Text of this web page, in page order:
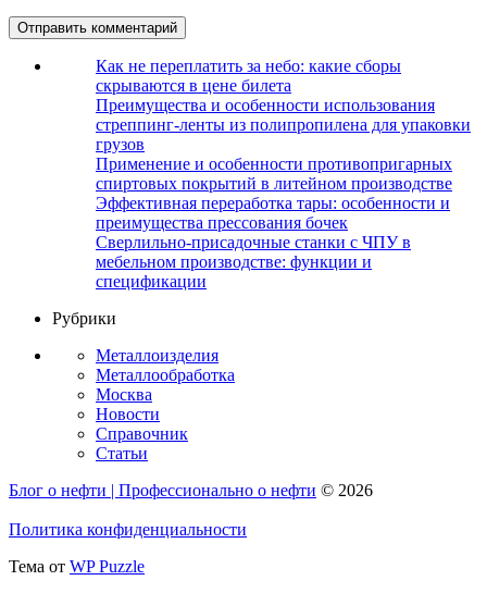
Как не переплатить за небо: какие сборы
скрываются в цене билета
Преимущества и особенности использования
стреппинг-ленты из полипропилена для упаковки
грузов
Применение и особенности противопригарных
спиртовых покрытий в литейном производстве
Эффективная переработка тары: особенности и
преимущества прессования бочек
Сверлильно-присадочные станки с ЧПУ в
мебельном производстве: функции и
спецификации
Рубрики
Металлоизделия
Металлообработка
Москва
Новости
Справочник
Статьи
Блог о нефти | Профессионально о нефти © 2026
Политика конфиденциальности
Тема от WP Puzzle